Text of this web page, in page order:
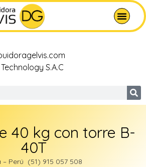
S.A.C
40 kg con torre B-
40T
– Perú (51) 915 057 508